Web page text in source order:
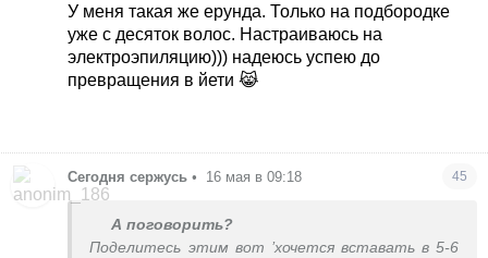
Еще начал расти один черный небольшой
волосок на бороде 😹 и снова же читаю ,что у
многих такое со временем вылазит. Гормоны
видимо))) У мамы моей правда ,значительно
У меня такая же ерунда. Только на подбородке
уже с десяток волос. Настраиваюсь на
электроэпиляцию))) надеюсь успею до
превращения в йети 😹
Сегодня сержусь • 16 мая в 09:18 45
А поговорить?
Поделитесь этим вот ’хочется вставать в 5-6